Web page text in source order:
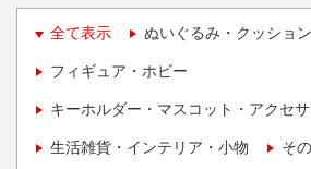
全て表示 ぬいぐるみ・クッション
フィギュア・ホビー
キーホルダー・マスコット・アクセ
生活雑貨・インテリア・小物 そ